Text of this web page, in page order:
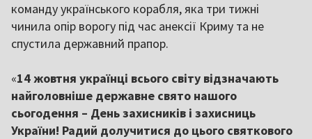
команду українського корабля, яка три тижні
чинила опір ворогу під час анексії Криму та не
спустила державний прапор.
«14 жовтня українці всього світу відзначають
найголовніше державне свято нашого
сьогодення – День захисників і захисниць
України! Радий долучитися до цього святкового